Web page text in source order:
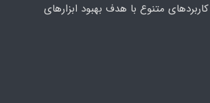
متنوع با هدف بهبود ابزارهای